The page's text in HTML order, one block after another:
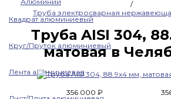
Квадрат алюминиевый
Круг/Пруток алюминиевый
Лента алюминиевая
/
Труба электросварная
Труба AISI 304,
матовая в
356 000 ₽